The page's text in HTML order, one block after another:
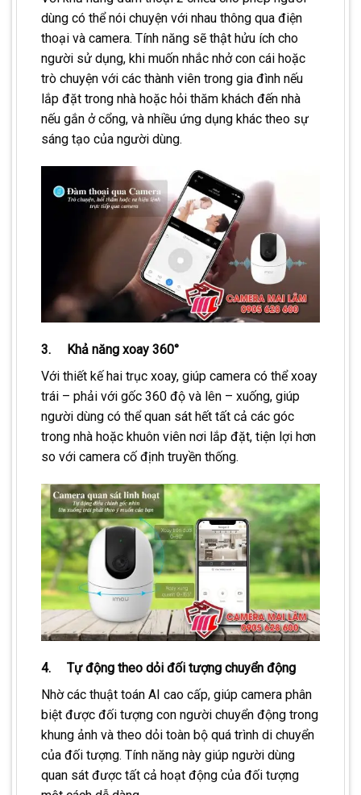
dùng có thể nói chuyện với nhau thông qua điện
thoại và camera. Tính năng sẽ thật hửu ích cho
người sử dụng, khi muốn nhắc nhở con cái hoặc
trò chuyện với các thành viên trong gia đình nếu
lắp đặt trong nhà hoặc hỏi thăm khách đến nhà
nếu gắn ở cổng, và nhiều ứng dụng khác theo sự
sáng tạo của người dùng.
3. Khả năng xoay 360°
Với thiết kế hai trục xoay, giúp camera có thể xoay
trái – phải với gốc 360 độ và lên – xuống, giúp
người dùng có thể quan sát hết tất cả các góc
trong nhà hoặc khuôn viên nơi lắp đặt, tiện lợi hơn
so với camera cố định truyền thống.
4. Tự động theo dỏi đối tượng chuyển động
Nhờ các thuật toán AI cao cấp, giúp camera phân
biệt được đối tượng con người chuyển động trong
khung ảnh và theo dỏi toàn bộ quá trình di chuyển
của đối tượng. Tính năng này giúp người dùng
quan sát được tất cả hoạt động của đối tượng